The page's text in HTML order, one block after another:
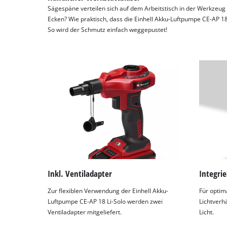
by
Usercentrics
Consent
Sägespäne verteilen sich auf dem Arbeitstisch in der
Ecken? Wie praktisch, dass die Einhell Akku-Luftpumpe CE-AP
So wird der Schmutz einfach weggepustet!
Inkl. Ventiladapter
Zur flexiblen Verwendung der Einhell Akku-
Luftpumpe CE-AP 18 Li-Solo werden zwei
Ventiladapter mitgeliefert.
Für
Licht.